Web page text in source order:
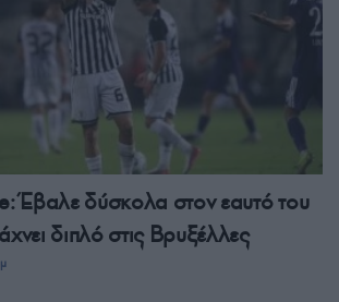
Έβαλε δύσκολα στον εαυτό του
διπλό στις Βρυξέλλες